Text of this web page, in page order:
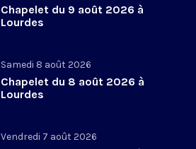
Chapelet du 9 août 2026 à
Lourdes
Samedi 8 août 2026
Chapelet du 8 août 2026 à
Lourdes
Vendredi 7 août 2026